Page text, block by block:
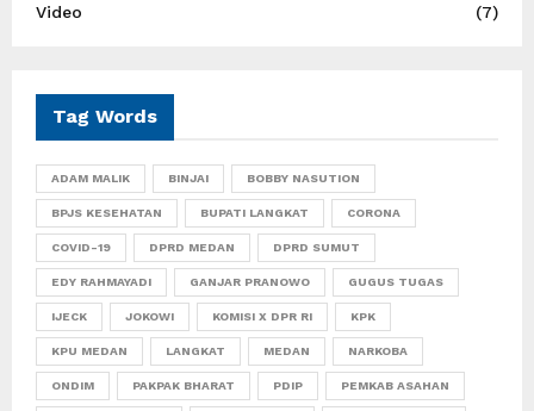
Video
(7)
Tag Words
ADAM MALIK BINJAI BOBBY NASUTION
BPJS KESEHATAN BUPATI LANGKAT CORONA
COVID-19 DPRD MEDAN DPRD SUMUT
EDY RAHMAYADI GANJAR PRANOWO GUGUS TUGAS
IJECK JOKOWI KOMISI X DPR RI KPK
KPU MEDAN LANGKAT MEDAN NARKOBA
ONDIM PAKPAK BHARAT PDIP PEMKAB ASAHAN